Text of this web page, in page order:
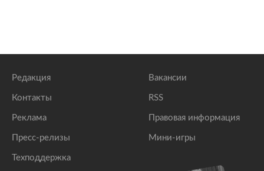
Редакция
Контакты
Реклама
Пресс-релизы
Техподдержка
Вакансии
RSS
Правовая информация
Мини-игры